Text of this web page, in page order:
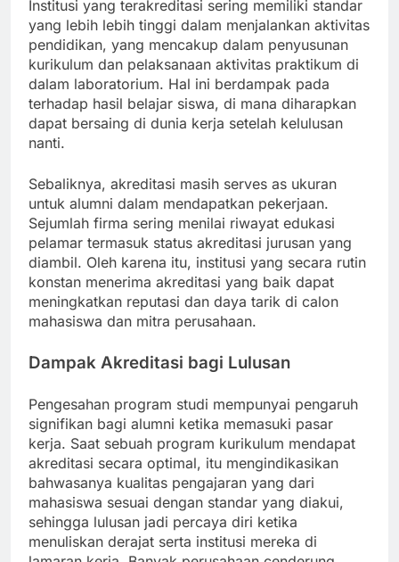
Institusi yang terakreditasi sering memiliki standar
yang lebih lebih tinggi dalam menjalankan aktivitas
pendidikan, yang mencakup dalam penyusunan
kurikulum dan pelaksanaan aktivitas praktikum di
dalam laboratorium. Hal ini berdampak pada
terhadap hasil belajar siswa, di mana diharapkan
dapat bersaing di dunia kerja setelah kelulusan
nanti.
Sebaliknya, akreditasi masih serves as ukuran
untuk alumni dalam mendapatkan pekerjaan.
Sejumlah firma sering menilai riwayat edukasi
pelamar termasuk status akreditasi jurusan yang
diambil. Oleh karena itu, institusi yang secara rutin
konstan menerima akreditasi yang baik dapat
meningkatkan reputasi dan daya tarik di calon
mahasiswa dan mitra perusahaan.
Dampak Akreditasi bagi Lulusan
Pengesahan program studi mempunyai pengaruh
signifikan bagi alumni ketika memasuki pasar
kerja. Saat sebuah program kurikulum mendapat
akreditasi secara optimal, itu mengindikasikan
bahwasanya kualitas pengajaran yang dari
mahasiswa sesuai dengan standar yang diakui,
sehingga lulusan jadi percaya diri ketika
menuliskan derajat serta institusi mereka di